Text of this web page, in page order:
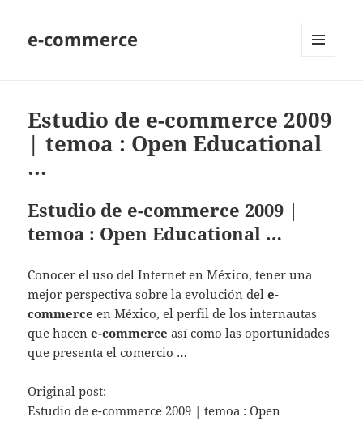
e-commerce
Estudio de e-commerce 2009
| temoa : Open Educational
…
Estudio de e-commerce 2009 |
temoa : Open Educational …
Conocer el uso del Internet en México, tener una
mejor perspectiva sobre la evolución dele-
commerce en México, el perfil de los internautas
que hacene-commerce así como las oportunidades
que presenta el comercio …
Original post:
Estudio de e-commerce 2009 | temoa : Open